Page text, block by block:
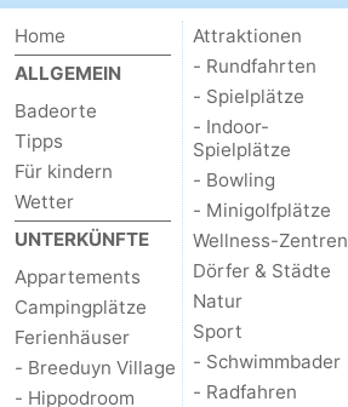
Home
ALLGEMEIN
Badeorte
Tipps
Für kindern
Wetter
UNTERKÜNFTE
Appartements
Campingplätze
Ferienhäuser
- Breeduyn Village
- Hippodroom
Attraktionen
- Rundfahrten
- Spielplätze
- Indoor-
Spielplätze
- Bowling
- Minigolfplätze
Wellness-Zentren
Dörfer & Städte
Natur
Sport
- Schwimmbader
- Radfahren